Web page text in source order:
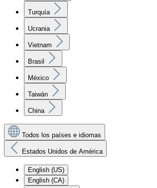
Turquía
Ucrania
Vietnam
Brasil
México
Taiwán
China
Todos los países e idiomas
Estados Unidos de América
English (US)
English (CA)